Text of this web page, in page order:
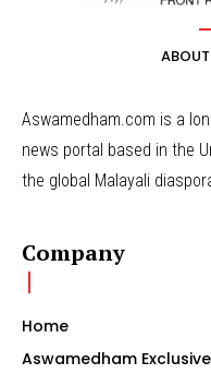
Aswamedham.com is a
news portal based in the
the global Malayali
Company
Home
Aswamedham Exclusive